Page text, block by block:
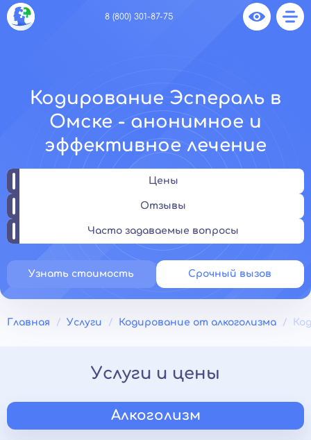
8 (800) 301-87-75
Кодирование Эспераль в
Омске - анонимное и
эффективное лечение
Цены
Отзывы
Часто задаваемые вопросы
Узнать стоимость Срочный вызов
Главная Услуги Кодирование от алкоголизма
Услуги и цены
Алкоголизм